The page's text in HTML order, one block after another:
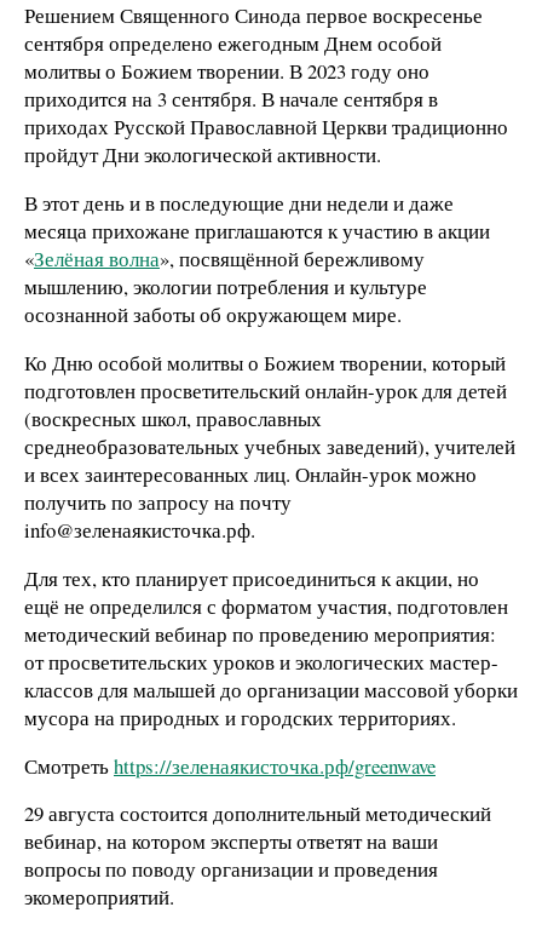
Решением Священного Синода первое воскресенье
сентября определено ежегодным Днем особой
молитвы о Божием творении. В 2023 году оно
приходится на 3 сентября. В начале сентября в
приходах Русской Православной Церкви традиционно
пройдут Дни экологической активности.
В этот день и в последующие дни недели и даже
месяца прихожане приглашаются к участию в акции
«Зелёная волна», посвящённой бережливому
мышлению, экологии потребления и культуре
осознанной заботы об окружающем мире.
Ко Дню особой молитвы о Божием творении, который
подготовлен просветительский онлайн-урок для детей
(воскресных школ, православных
среднеобразовательных учебных заведений), учителей
и всех заинтересованных лиц. Онлайн-урок можно
получить по запросу на почту
info@зеленаякисточка.рф.
Для тех, кто планирует присоединиться к акции, но
ещё не определился с форматом участия, подготовлен
методический вебинар по проведению мероприятия:
от просветительских уроков и экологических мастер-
классов для малышей до организации массовой уборки
мусора на природных и городских территориях.
Смотретьhttps://зеленаякисточка.рф/greenwave
29 августа состоится дополнительный методический
вебинар, на котором эксперты ответят на ваши
вопросы по поводу организации и проведения
экомероприятий.